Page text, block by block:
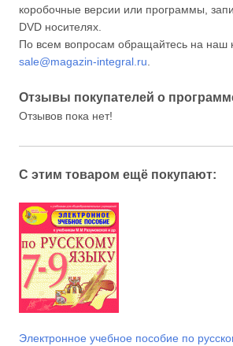
коробочные версии или программы,
DVD носителях.
По всем вопросам обращайтесь на наш
sale@magazin-integral.ru
Отзывы покупателей о
Отзывов пока нет!
С этим товаром ещё покупают:
Электронное учебное пособие по